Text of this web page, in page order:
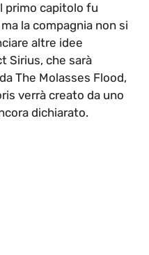
primo capitolo fu
la compagnia non si
altre idee
Sirius, che sarà
The Molasses Flood,
verrà creato da uno
dichiarato.